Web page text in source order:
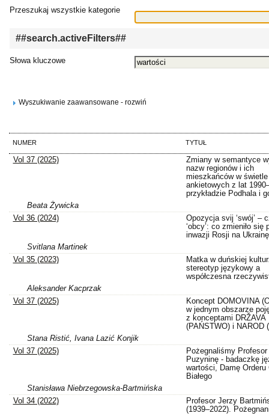
Przeszukaj wszystkie kategorie
##search.activeFilters##
Słowa kluczowe
Wyszukiwanie zaawansowane - rozwiń
NUMER TYTUŁ
Vol 37 (2025)
Zmiany w semantyce
nazw regionów i ich
mieszkańców w świetle
ankietowych z lat
przykładzie Podhala i
Beata Żywicka
Vol 36 (2024)
Opozycja svij ‘swój’ –
‘obcy’: co zmieniło się
inwazji Rosji na
Svitlana Martinek
Vol 35 (2023)
Matka w duńskiej
stereotyp językowy a
współczesna
Aleksander Kacprzak
Vol 37 (2025)
Koncept DOMOVINA
w jednym obszarze
z konceptami DRŽAVA
(PAŃSTWO) i NAROD
Stana Ristić, Ivana Lazić Konjik
Vol 37 (2025)
Pożegnaliśmy Profesor
Puzyninę - badaczkę
wartości, Damę Orderu
Białego
Stanisława Niebrzegowska-Bartmińska
Vol 34 (2022)
Profesor Jerzy
(1939–2022).